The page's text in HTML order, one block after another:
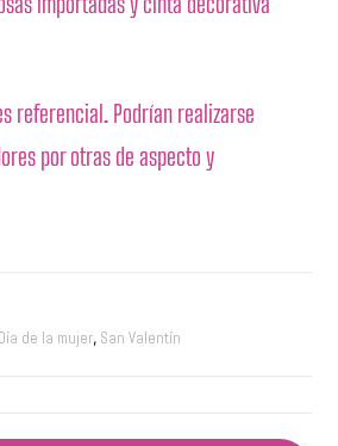
referencial. Podrían realizarse
por otras de aspecto y
Día de la mujer, San Valentín